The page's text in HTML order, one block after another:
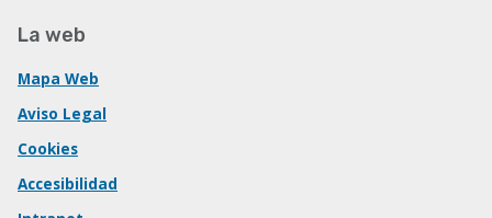
La web
Mapa Web
Aviso Legal
Cookies
Accesibilidad